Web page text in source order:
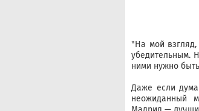
"На мой
убедительным.
ними нужно
Даже если
неожиданный